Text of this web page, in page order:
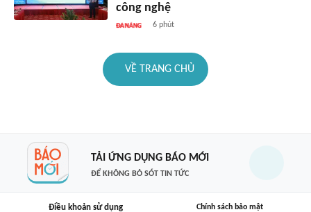
công nghệ
6 phút
VỀ TRANG CHỦ
TẢI ỨNG DỤNG BÁO MỚI
ĐỂ KHÔNG BỎ SÓT TIN TỨC
Điều khoản sử dụng Chính sách bảo mật